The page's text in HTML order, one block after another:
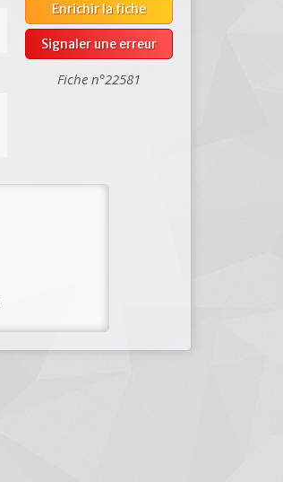
Enrichir la fiche
Signaler une erreur
Fiche n°22581